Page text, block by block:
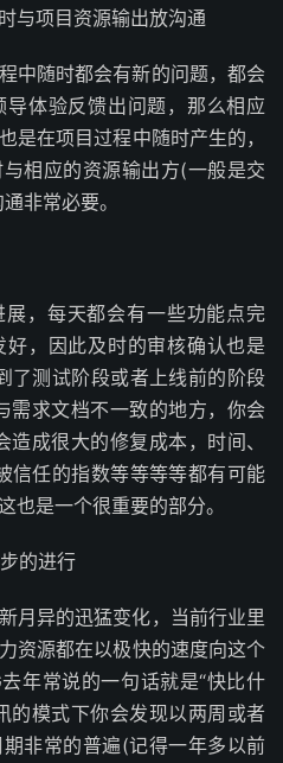
与项目资源输出放沟通
中随时都会有新的问题，都会
体验反馈出问题，那么相应
是在项目过程中随时产生的，
相应的资源输出方(一般是交
非常必要。
，每天都会有一些功能点完
，因此及时的审核确认也是
了测试阶段或者上线前的阶段
需求文档不一致的地方，你会
成很大的修复成本，时间、
信任的指数等等等等都有可能
也是一个很重要的部分。
的进行
月异的迅猛变化，当前行业里
资源都在以极快的速度向这个
年常说的一句话就是“快比什
的模式下你会发现以两周或者
非常的普遍(记得一年多以前